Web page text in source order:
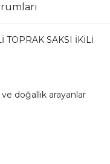
TOPRAK SAKSI İKİLİ
doğallık arayanlar